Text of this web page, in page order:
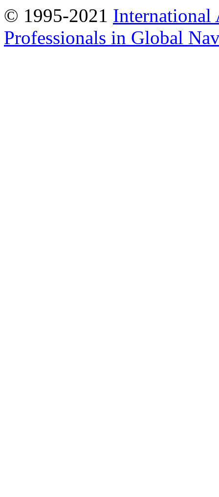
© 1995-2021 International
Professionals in Global